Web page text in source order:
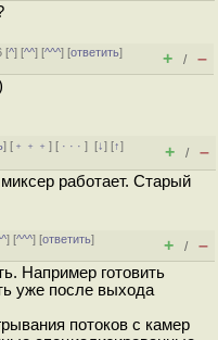
[^] [^^] [^^^] [ответить]
+ / –
] [ ﹢﹢﹢] [ · · ·][↓] [↑]
+ / –
работает. Старый
] [^^^] [ответить]
+ / –
Например готовить
уже после выхода
потоков с камер